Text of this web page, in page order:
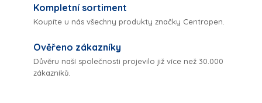
Kompletní sortiment
Koupíte u nás všechny produkty značky Centropen.
Ověřeno zákazníky
Důvěru naší společnosti projevilo již více než 30.000
zákazníků.